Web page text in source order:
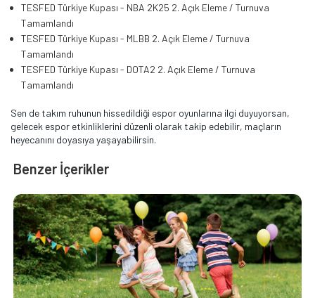
TESFED Türkiye Kupası - NBA 2K25 2. Açık Eleme / Turnuva
Tamamlandı
TESFED Türkiye Kupası - MLBB 2. Açık Eleme / Turnuva
Tamamlandı
TESFED Türkiye Kupası - DOTA2 2. Açık Eleme / Turnuva
Tamamlandı
Sen de takım ruhunun hissedildiği espor oyunlarına ilgi duyuyorsan,
gelecek espor etkinliklerini düzenli olarak takip edebilir, maçların
heyecanını doyasıya yaşayabilirsin.
Benzer İçerikler